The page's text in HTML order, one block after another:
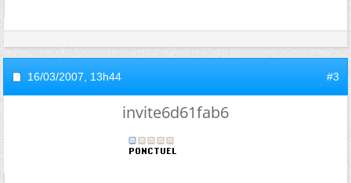
16/03/2007, 13h44 #3
invite6d61fab6